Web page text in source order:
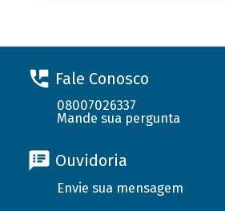
Fale Conosco
08007026337
Mande sua pergunta
Ouvidoria
Envie sua mensagem